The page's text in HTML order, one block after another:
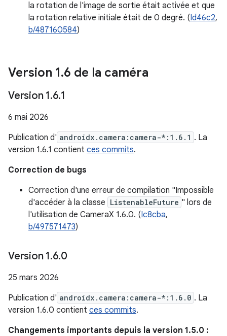
la rotation de l'image de sortie était activée et que
la rotation relative initiale était de 0 degré. (Id46c2,
b/487160584)
Version 1.6 de la caméra
Version 1.6.1
6 mai 2026
Publication d' androidx.camera:camera-*:1.6.1 . La
version 1.6.1 contient ces commits.
Correction de bugs
Correction d'une erreur de compilation "Impossible
d'accéder à la classe ListenableFuture " lors de
l'utilisation de CameraX 1.6.0. (Ic8cba,
b/497571473)
Version 1.6.0
25 mars 2026
Publication d' androidx.camera:camera-*:1.6.0 . La
version 1.6.0 contient ces commits.
Changements importants depuis la version 1.5.0 :